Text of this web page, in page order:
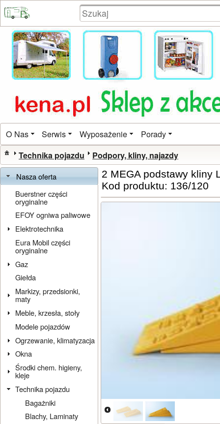
O Nas Serwis Wyposażenie Porady
Technika pojazdu Podpory, kliny, najazdy
Nasza oferta
Buerstner części
oryginalne
EFOY ogniwa paliwowe
Elektrotechnika
Eura Mobil części
oryginalne
Gaz
Giełda
Markizy, przedsionki,
maty
Meble, krzesła, stoły
Modele pojazdów
Ogrzewanie, klimatyzacja
Okna
Środki chem. higieny,
kleje
Technika pojazdu
Bagażniki
Blachy, Laminaty
2 MEGA podstawy kliny
Kod produktu: 136/120